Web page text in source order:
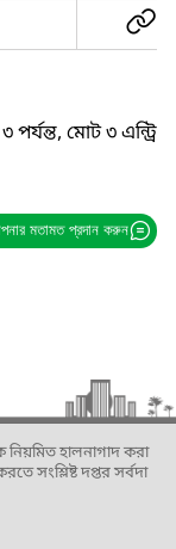
মোট ৩ এন্ট্রি
মতামত প্রদান করুন
নিয়মিত হালনাগাদ করা
সংশ্লিষ্ট দপ্তর সর্বদা